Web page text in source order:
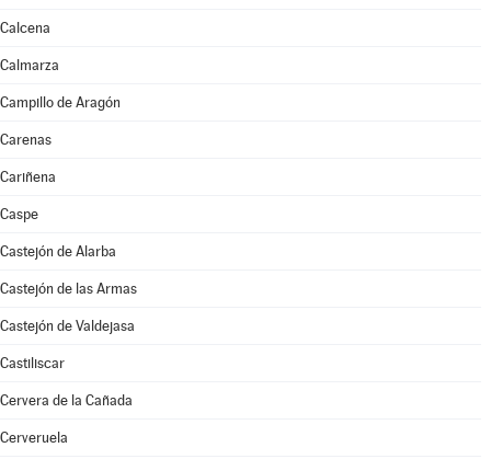
Calcena
Calmarza
Campillo de Aragón
Carenas
Cariñena
Caspe
Castejón de Alarba
Castejón de las Armas
Castejón de Valdejasa
Castiliscar
Cervera de la Cañada
Cerveruela